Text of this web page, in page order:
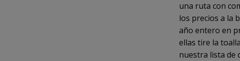
una ruta con
los precios a la
año entero en
ellas tire la
nuestra lista de